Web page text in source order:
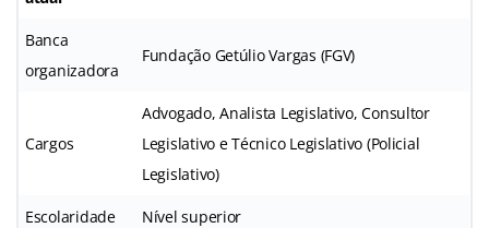
Banca
organizadora
Fundação Getúlio Vargas (FGV)
Cargos
Advogado, Analista Legislativo, Consultor
Legislativo e Técnico Legislativo (Policial
Legislativo)
Escolaridade Nível superior